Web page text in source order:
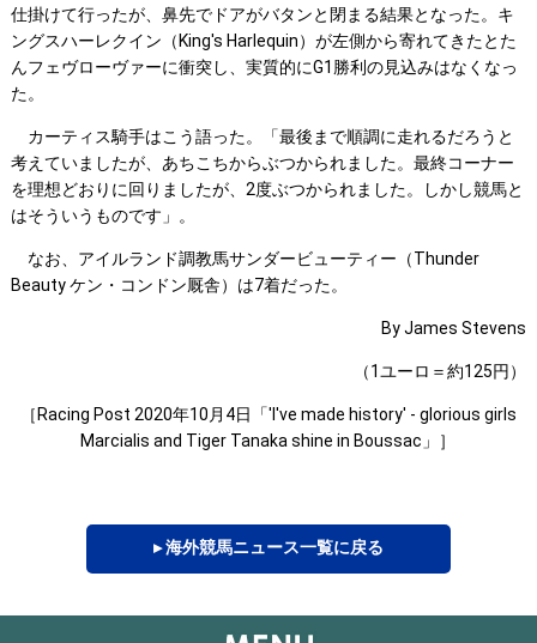
仕掛けて行ったが、鼻先でドアがバタンと閉まる結果となった。キ
ングスハーレクイン（King's Harlequin）が左側から寄れてきたとた
んフェヴローヴァーに衝突し、実質的にG1勝利の見込みはなくなっ
た。
カーティス騎手はこう語った。「最後まで順調に走れるだろうと
考えていましたが、あちこちからぶつかられました。最終コーナー
を理想どおりに回りましたが、2度ぶつかられました。しかし競馬と
はそういうものです」。
なお、アイルランド調教馬サンダービューティー（Thunder
Beauty ケン・コンドン厩舎）は7着だった。
By James Stevens
（1ユーロ＝約125円）
［Racing Post 2020年10月4日「'I've made history' - glorious girls
Marcialis and Tiger Tanaka shine in Boussac」］
▸ 海外競馬ニュース一覧に戻る